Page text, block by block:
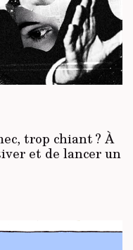
trop chiant ? À
et de lancer un